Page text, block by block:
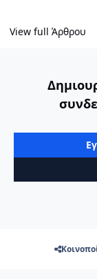
View full Άρθρου